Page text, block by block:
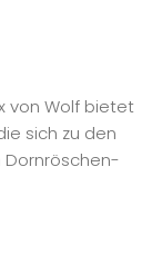
von Wolf bietet
sich zu den
Dornröschen-